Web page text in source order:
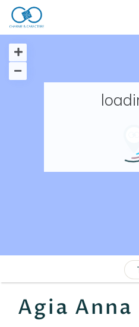
Accueil
Nos adresses en
Agia Anna